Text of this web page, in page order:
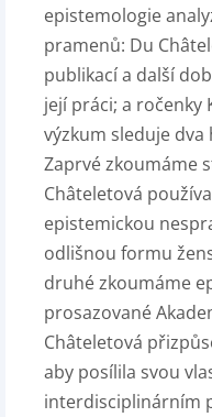
epistemologie
pramenů: Du
publikací a další
její práci; a ročenky
výzkum sleduje
Zaprvé zkoumáme
Châteletová
epistemickou
odlišnou formu
druhé zkoumáme
prosazované
Châteletová
aby posílila svou
interdisciplinárním